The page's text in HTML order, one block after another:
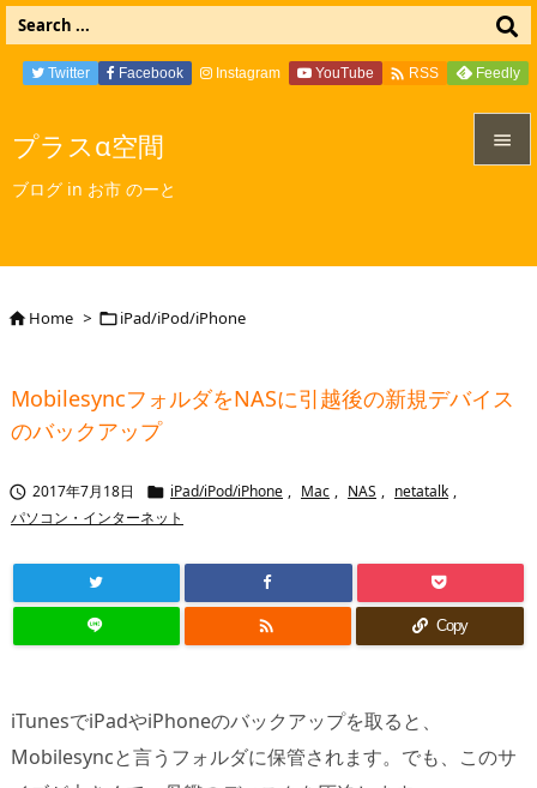
プラスα空間
ブログ in お市 のーと

次へ
Twitter Facebook Instagram YouTube  RSS Feedly
Home > iPad/iPod/iPhone
MobilesyncフォルダをNASに引越後の新規デバイス
のバックアップ
 2017年7月18日  iPad/iPod/iPhone , Mac , NAS , netatalk ,
パソコン・インターネット
 Copy
iTunesでiPadやiPhoneのバックアップを取ると、
Mobilesyncと言うフォルダに保管されます。でも、このサ